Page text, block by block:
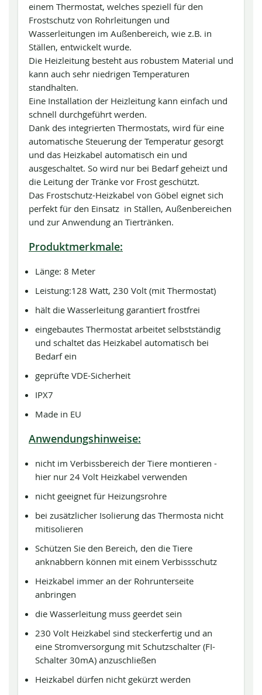
einem Thermostat, welches speziell für den
Frostschutz von Rohrleitungen und
Wasserleitungen im Außenbereich, wie z.B. in
Ställen, entwickelt wurde.
Die Heizleitung besteht aus robustem Material und
kann auch sehr niedrigen Temperaturen
standhalten.
Eine Installation der Heizleitung kann einfach und
schnell durchgeführt werden.
Dank des integrierten Thermostats, wird für eine
automatische Steuerung der Temperatur gesorgt
und das Heizkabel automatisch ein und
ausgeschaltet. So wird nur bei Bedarf geheizt und
die Leitung der Tränke vor Frost geschützt.
Das Frostschutz-Heizkabel von Göbel eignet sich
perfekt für den Einsatz in Ställen, Außenbereichen
und zur Anwendung an Tiertränken.
Produktmerkmale:
Länge: 8 Meter
Leistung:128 Watt, 230 Volt (mit Thermostat)
hält die Wasserleitung garantiert frostfrei
eingebautes Thermostat arbeitet selbstständig
und schaltet das Heizkabel automatisch bei
Bedarf ein
geprüfte VDE-Sicherheit
IPX7
Made in EU
Anwendungshinweise:
nicht im Verbissbereich der Tiere montieren -
hier nur 24 Volt Heizkabel verwenden
nicht geeignet für Heizungsrohre
bei zusätzlicher Isolierung das Thermosta nicht
mitisolieren
Schützen Sie den Bereich, den die Tiere
anknabbern können mit einem Verbissschutz
Heizkabel immer an der Rohrunterseite
anbringen
die Wasserleitung muss geerdet sein
230 Volt Heizkabel sind steckerfertig und an
eine Stromversorgung mit Schutzschalter (FI-
Schalter 30mA) anzuschließen
Heizkabel dürfen nicht gekürzt werden